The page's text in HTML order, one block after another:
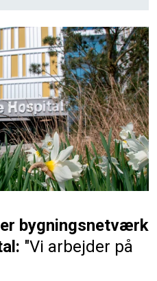
bygningsnetværk
"Vi arbejder på